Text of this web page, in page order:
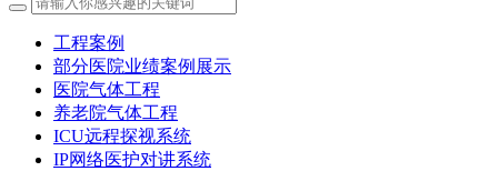
工程案例
部分医院业绩案例展示
医院气体工程
养老院气体工程
ICU远程探视系统
IP网络医护对讲系统